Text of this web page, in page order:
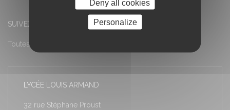
SUIVEZ-NOUS
Toutes les actualités
LYCÉE LOUIS ARMAND
32 rue Stéphane Proust
Deny all cookies
Personalize